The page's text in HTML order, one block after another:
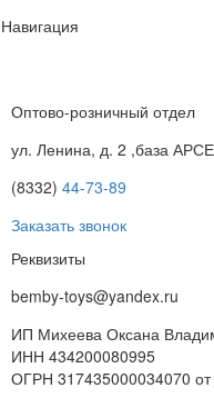
Навигация
Оптово-розничный отдел
ул. Ленина, д. 2 ,база
(8332) 44-73-89
Заказать звонок
Реквизиты
bemby-toys@yandex.ru
ИП Михеева Оксана
ИНН 434200080995
ОГРН 317435000034070